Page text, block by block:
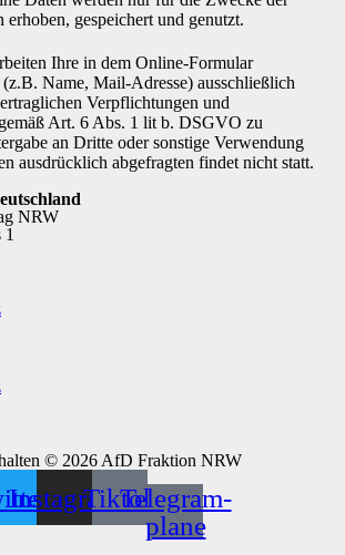
gespeichert und genutzt.
Ihre in dem Online-Formular
Name, Mail-Adresse) ausschließlich
Verpflichtungen und
Art. 6 Abs. 1 lit b. DSGVO zu
an Dritte oder sonstige Verwendung
ausdrücklich abgefragten findet nicht statt.
NRW
1
© 2026 AfD Fraktion NRW
InstagramTiktokTelegram-
plane